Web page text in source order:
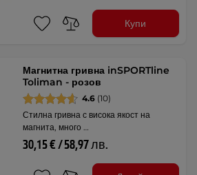
Купи
Магнитна гривна inSPORTline
Toliman - розов
4.6 (10)
Стилна гривна с висока якост на
магнита, много …
30,15 € / 58,97 лв.